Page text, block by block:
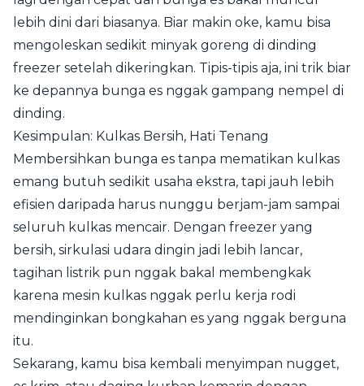
lebih dini dari biasanya. Biar makin oke, kamu bisa
mengoleskan sedikit minyak goreng di dinding
freezer setelah dikeringkan. Tipis-tipis aja, ini trik biar
ke depannya bunga es nggak gampang nempel di
dinding.
Kesimpulan: Kulkas Bersih, Hati Tenang
Membersihkan bunga es tanpa mematikan kulkas
emang butuh sedikit usaha ekstra, tapi jauh lebih
efisien daripada harus nunggu berjam-jam sampai
seluruh kulkas mencair. Dengan freezer yang
bersih, sirkulasi udara dingin jadi lebih lancar,
tagihan listrik pun nggak bakal membengkak
karena mesin kulkas nggak perlu kerja rodi
mendinginkan bongkahan es yang nggak berguna
itu.
Sekarang, kamu bisa kembali menyimpan nugget,